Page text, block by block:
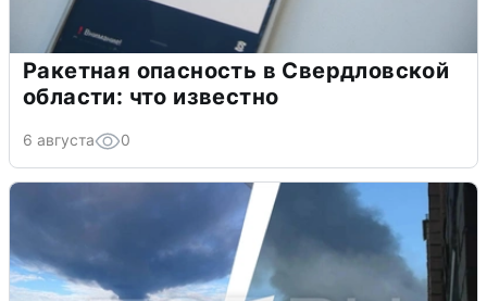
Ракетная опасность в Свердловской
области: что известно
6 августа 0